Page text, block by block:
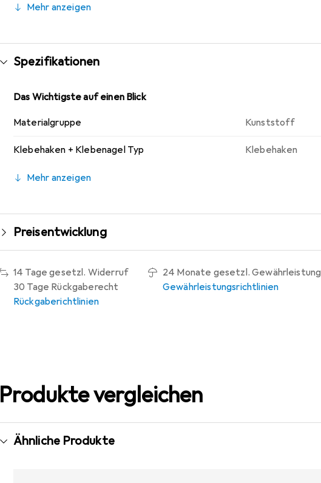
Mehr anzeigen
Spezifikationen
Das Wichtigste auf einen Blick
Materialgruppe Kunststoff
Klebehaken + Klebenagel Typ Klebehaken
Mehr anzeigen
Preisentwicklung
14 Tage gesetzl. Widerruf
30 Tage Rückgaberecht
Rückgaberichtlinien
24 Monate gesetzl. Gewährleistung
Gewährleistungsrichtlinien
Produkte vergleichen
Ähnliche Produkte